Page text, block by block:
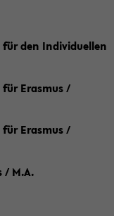
den Individuellen
Erasmus /
Erasmus /
/ M.A.